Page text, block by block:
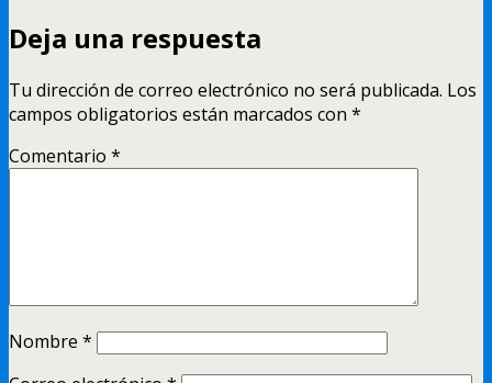
Deja una respuesta
Tu dirección de correo electrónico no será publicada. Los
campos obligatorios están marcados con *
Comentario *
Nombre *